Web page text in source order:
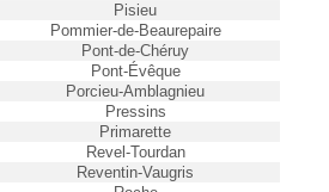
Pisieu
Pommier-de-Beaurepaire
Pont-de-Chéruy
Pont-Évêque
Porcieu-Amblagnieu
Pressins
Primarette
Revel-Tourdan
Reventin-Vaugris